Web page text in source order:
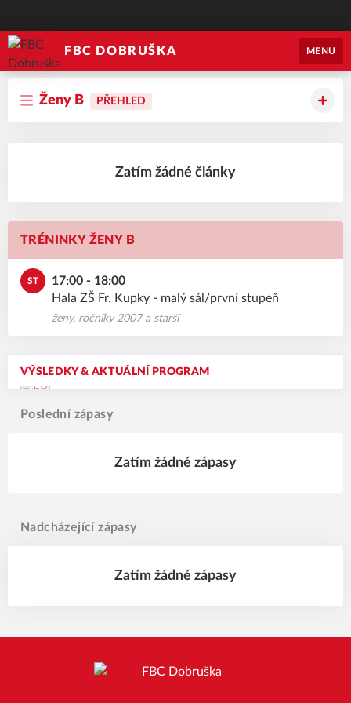
FBC DOBRUŠKA MENU
Ženy B PŘEHLED
Zatím žádné články
TRÉNINKY ŽENY B
ST
17:00 - 18:00
Hala ZŠ Fr. Kupky - malý sál/první stupeň
ženy, ročníky 2007 a starší
VÝSLEDKY & AKTUÁLNÍ PROGRAM
Poslední zápasy
Zatím žádné zápasy
Nadcházející zápasy
Zatím žádné zápasy